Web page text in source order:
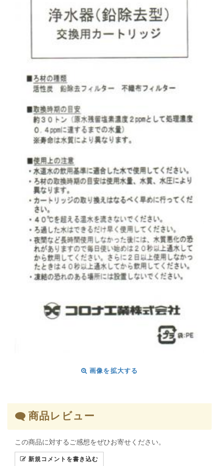
画像を拡大する
商品レビュー
この商品に対するご感想をぜひお寄せください。
新規コメントを書き込む